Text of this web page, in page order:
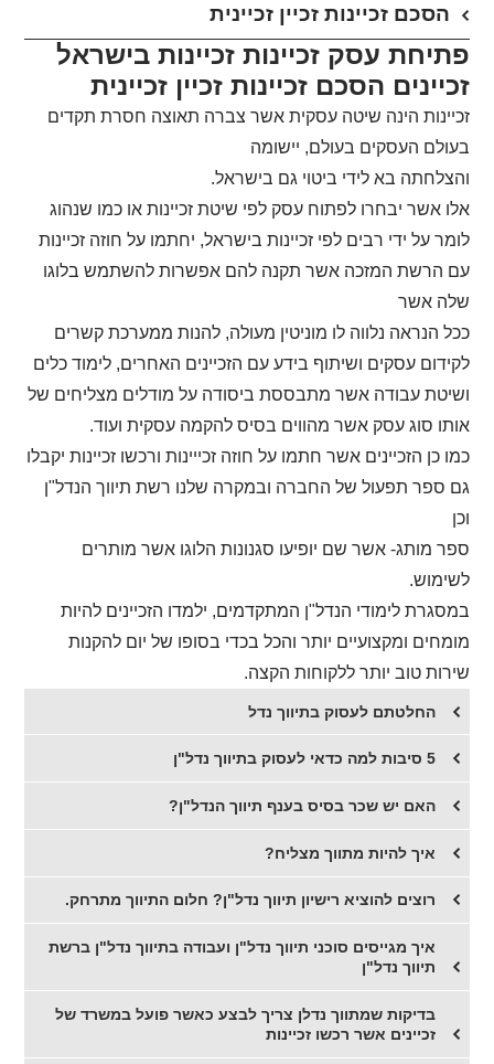
הסכם זכיינות זכיין זכיינית
פתיחת עסק זכיינות זכיינות בישראל
זכיינים הסכם זכיינות זכיין זכיינית
זכיינות הינה שיטה עסקית אשר צברה תאוצה חסרת תקדים
בעולם העסקים בעולם, יישומה
והצלחתה בא לידי ביטוי גם בישראל.
אלו אשר יבחרו לפתוח עסק לפי שיטת זכיינות או כמו שנהוג
לומר על ידי רבים לפי זכיינות בישראל, יחתמו על חוזה זכיינות
עם הרשת המזכה אשר תקנה להם אפשרות להשתמש בלוגו
שלה אשר
ככל הנראה נלווה לו מוניטין מעולה, להנות ממערכת קשרים
לקידום עסקים ושיתוף בידע עם הזכיינים האחרים, לימוד כלים
ושיטת עבודה אשר מתבססת ביסודה על מודלים מצליחים של
אותו סוג עסק אשר מהווים בסיס להקמה עסקית ועוד.
כמו כן הזכיינים אשר חתמו על חוזה זכייינות ורכשו זכיינות יקבלו
גם ספר תפעול של החברה ובמקרה שלנו רשת תיווך הנדל"ן
וכן
ספר מותג- אשר שם יופיעו סגנונות הלוגו אשר מותרים
לשימוש.
במסגרת לימודי הנדל"ן המתקדמים, ילמדו הזכיינים להיות
מומחים ומקצועיים יותר והכל בכדי בסופו של יום להקנות
שירות טוב יותר ללקוחות הקצה.
החלטתם לעסוק בתיווך נדל
5 סיבות למה כדאי לעסוק בתיווך נדל"ן
האם יש שכר בסיס בענף תיווך הנדל"ן?
איך להיות מתווך מצליח?
​רוצים להוציא רישיון תיווך נדל"ן? חלום התיווך מתרחק.
​איך מגייסים סוכני תיווך נדל"ן ועבודה בתיווך נדל"ן ברשת
תיווך נדל"ן
בדיקות שמתווך נדלן צריך לבצע כאשר פועל במשרד של
זכיינים אשר רכשו זכיינות